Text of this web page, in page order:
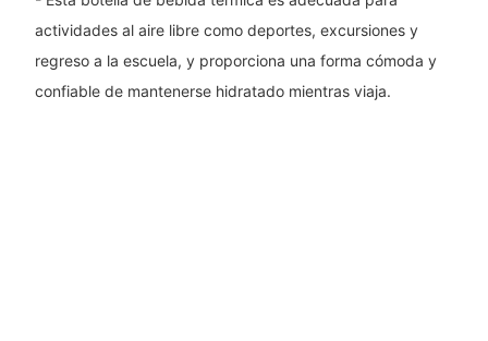
actividades al aire libre como deportes, excursiones y
regreso a la escuela, y proporciona una forma cómoda y
confiable de mantenerse hidratado mientras viaja.